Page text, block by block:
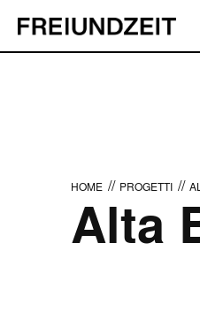
HOME // PROGETTI //
Alta